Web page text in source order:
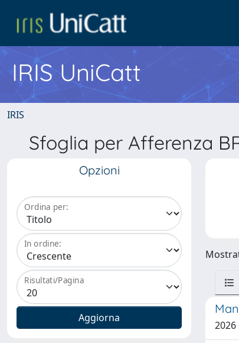
IRIS UniCatt
IRIS
Sfoglia per Afferenza
Opzioni
Ordina per:
In ordine:
Risultati/Pagina